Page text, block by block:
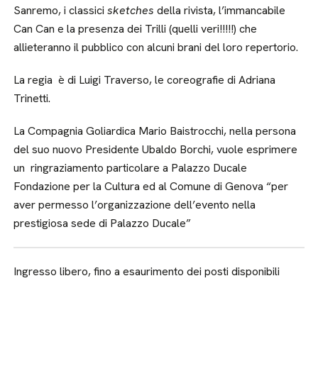
Sanremo, i classicisketches della rivista, l’immancabile
Can Can e la presenza dei Trilli (quelli veri!!!!!) che
allieteranno il pubblico con alcuni brani del loro repertorio.
La regia è di Luigi Traverso, le coreografie di Adriana
Trinetti.
La Compagnia Goliardica Mario Baistrocchi, nella persona
del suo nuovo Presidente Ubaldo Borchi, vuole esprimere
un ringraziamento particolare a Palazzo Ducale
Fondazione per la Cultura ed al Comune di Genova “per
aver permesso l’organizzazione dell’evento nella
prestigiosa sede di Palazzo Ducale”
Ingresso libero, fino a esaurimento dei posti disponibili